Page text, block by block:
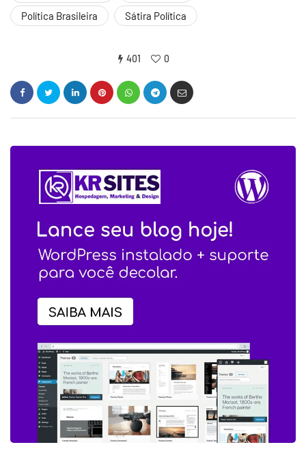
Política Brasileira
Sátira Política
401 0